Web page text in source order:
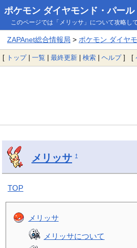
ポケモン ダイヤモンド・パー
このページでは「メリッサ」について攻略し
ZAPAnet総合情報局 > ポケモン ダイヤ
[ トップ| 一覧 | 最終更新 | 検索 | ヘルプ] [
メリッサ †
TOP
メリッサ
メリッサについて